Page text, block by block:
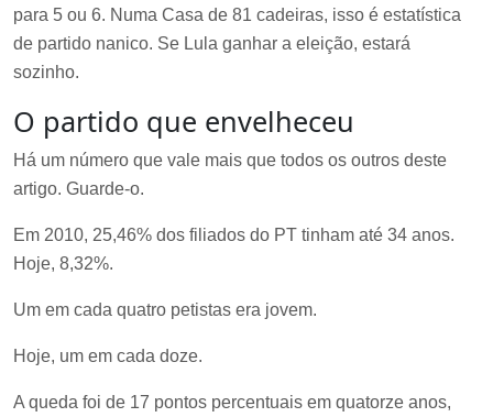
para 5 ou 6. Numa Casa de 81 cadeiras, isso é estatística
de partido nanico. Se Lula ganhar a eleição, estará
sozinho.
O partido que envelheceu
Há um número que vale mais que todos os outros deste
artigo. Guarde-o.
Em 2010, 25,46% dos filiados do PT tinham até 34 anos.
Hoje, 8,32%.
Um em cada quatro petistas era jovem.
Hoje, um em cada doze.
A queda foi de 17 pontos percentuais em quatorze anos,